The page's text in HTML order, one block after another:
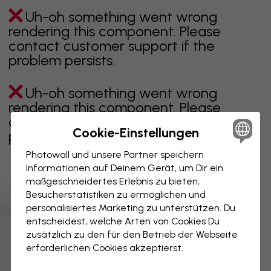
Uh-oh something went wrong
rendering this component. Please
contact customer support if the
problem persists.
Uh-oh something went wrong
rendering this component. Please
contact customer support if the
problem persists.
Zeigt Seite 1 von 1 Seiten
Weitere Kategorien entdecken
Cookie-Einstellungen
Photowall und unsere Partner speichern
Informationen auf Deinem Gerät, um Dir ein
maßgeschneidertes Erlebnis zu bieten,
Besucherstatistiken zu ermöglichen und
personalisiertes Marketing zu unterstützen. Du
entscheidest, welche Arten von Cookies Du
zusätzlich zu den für den Betrieb der Webseite
erforderlichen Cookies akzeptierst.